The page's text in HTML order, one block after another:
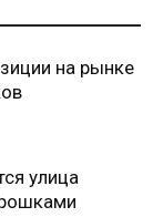
на рынке
улица